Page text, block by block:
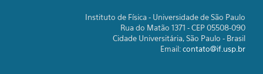
Instituto de Física - Universidade de São Paulo
Rua do Matão 1371 - CEP 05508-090
Cidade Universitária, São Paulo - Brasil
Email:contato@if.usp.br